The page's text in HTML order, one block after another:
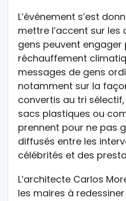
L’événement s’est
mettre l’accent sur les
gens peuvent engager
réchauffement
messages de gens
notamment sur la
convertis au tri
sacs plastiques ou
prennent pour ne pas
diffusés entre les
célébrités et des
L’architecte Carlos
les maires à